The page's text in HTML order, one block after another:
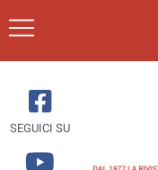
SEGUICI SU